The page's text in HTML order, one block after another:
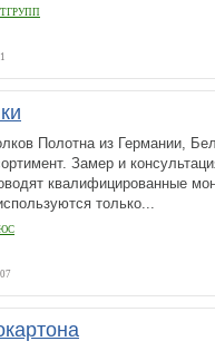
Полотна из Германии,
Замер и
квалифицированные
только...